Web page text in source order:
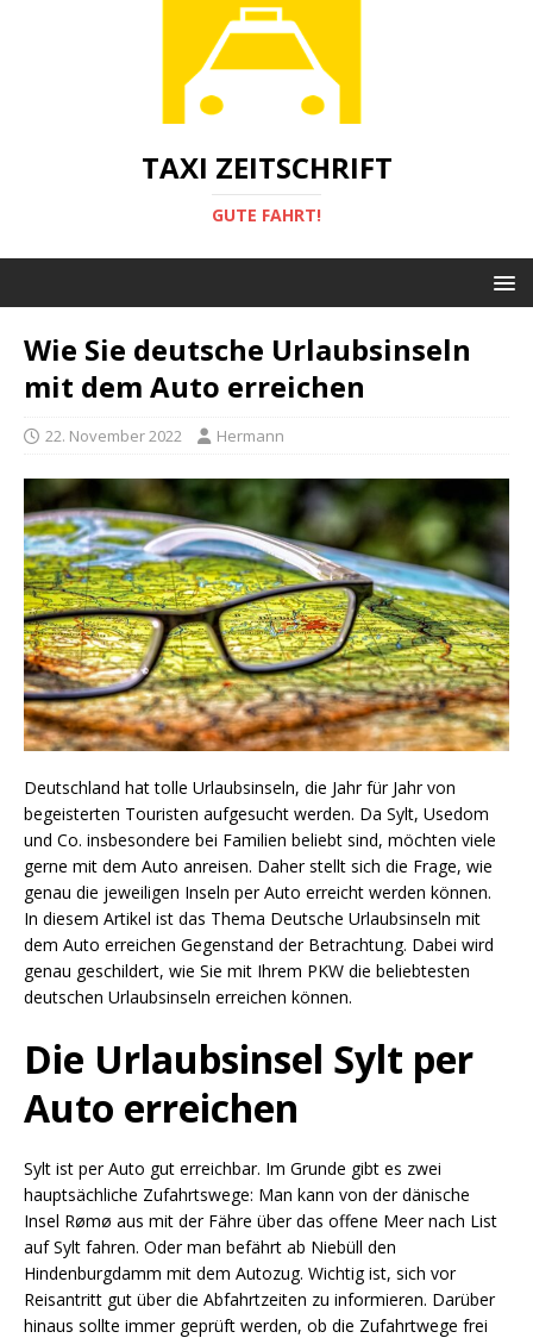
TAXI ZEITSCHRIFT
GUTE FAHRT!
Wie Sie deutsche Urlaubsinseln
mit dem Auto erreichen
22. November 2022 Hermann
Deutschland hat tolle Urlaubsinseln, die Jahr für Jahr von
begeisterten Touristen aufgesucht werden. Da Sylt, Usedom
und Co. insbesondere bei Familien beliebt sind, möchten viele
gerne mit dem Auto anreisen. Daher stellt sich die Frage, wie
genau die jeweiligen Inseln per Auto erreicht werden können.
In diesem Artikel ist das Thema Deutsche Urlaubsinseln mit
dem Auto erreichen Gegenstand der Betrachtung. Dabei wird
genau geschildert, wie Sie mit Ihrem PKW die beliebtesten
deutschen Urlaubsinseln erreichen können.
Die Urlaubsinsel Sylt per
Auto erreichen
Sylt ist per Auto gut erreichbar. Im Grunde gibt es zwei
hauptsächliche Zufahrtswege: Man kann von der dänische
Insel Rømø aus mit der Fähre über das offene Meer nach List
auf Sylt fahren. Oder man befährt ab Niebüll den
Hindenburgdamm mit dem Autozug. Wichtig ist, sich vor
Reisantritt gut über die Abfahrtzeiten zu informieren. Darüber
hinaus sollte immer geprüft werden, ob die Zufahrtwege frei